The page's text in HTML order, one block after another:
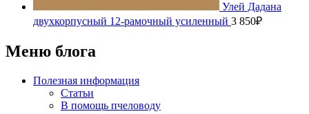
Улей Дадана
двухкорпусный 12-рамочный усиленный 3 850₽
Меню блога
Полезная информация
Статьи
В помощь пчеловоду